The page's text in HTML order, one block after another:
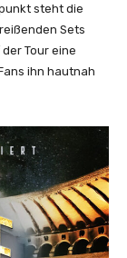
steht die
Sets
Tour eine
ihn hautnah